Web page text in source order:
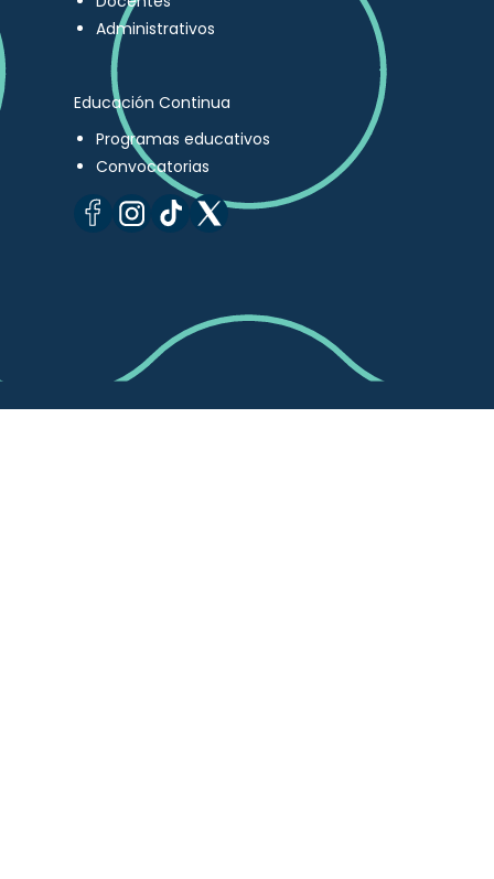
Administrativos
Educación Continua
Programas educativos
Convocatorias